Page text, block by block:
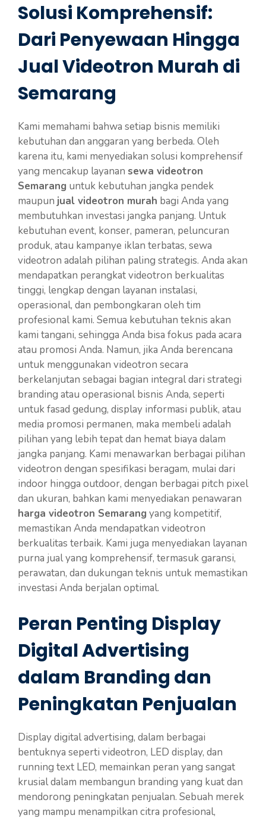
Solusi Komprehensif:
Dari Penyewaan Hingga
Jual Videotron Murah di
Semarang
Kami memahami bahwa setiap bisnis memiliki
kebutuhan dan anggaran yang berbeda. Oleh
karena itu, kami menyediakan solusi komprehensif
yang mencakup layanan sewa videotron
Semarang untuk kebutuhan jangka pendek
maupun jual videotron murah bagi Anda yang
membutuhkan investasi jangka panjang. Untuk
kebutuhan event, konser, pameran, peluncuran
produk, atau kampanye iklan terbatas, sewa
videotron adalah pilihan paling strategis. Anda akan
mendapatkan perangkat videotron berkualitas
tinggi, lengkap dengan layanan instalasi,
operasional, dan pembongkaran oleh tim
profesional kami. Semua kebutuhan teknis akan
kami tangani, sehingga Anda bisa fokus pada acara
atau promosi Anda. Namun, jika Anda berencana
untuk menggunakan videotron secara
berkelanjutan sebagai bagian integral dari strategi
branding atau operasional bisnis Anda, seperti
untuk fasad gedung, display informasi publik, atau
media promosi permanen, maka membeli adalah
pilihan yang lebih tepat dan hemat biaya dalam
jangka panjang. Kami menawarkan berbagai pilihan
videotron dengan spesifikasi beragam, mulai dari
indoor hingga outdoor, dengan berbagai pitch pixel
dan ukuran, bahkan kami menyediakan penawaran
harga videotron Semarang yang kompetitif,
memastikan Anda mendapatkan videotron
berkualitas terbaik. Kami juga menyediakan layanan
purna jual yang komprehensif, termasuk garansi,
perawatan, dan dukungan teknis untuk memastikan
investasi Anda berjalan optimal.
Peran Penting Display
Digital Advertising
dalam Branding dan
Peningkatan Penjualan
Display digital advertising, dalam berbagai
bentuknya seperti videotron, LED display, dan
running text LED, memainkan peran yang sangat
krusial dalam membangun branding yang kuat dan
mendorong peningkatan penjualan. Sebuah merek
yang mampu menampilkan citra profesional,